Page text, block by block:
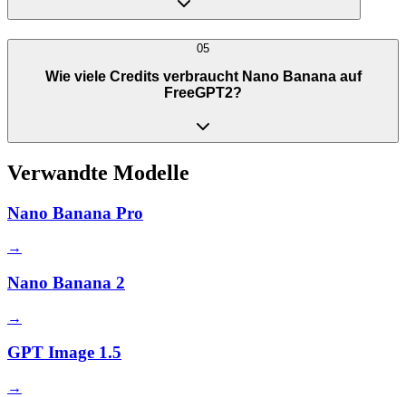
05
Wie viele Credits verbraucht Nano Banana auf
FreeGPT2?
Verwandte Modelle
Nano Banana Pro
→
Nano Banana 2
→
GPT Image 1.5
→